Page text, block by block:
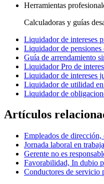
Herramientas
Calculadoras y guías
Liquidador de intereses
Liquidador de pensiones
Guía de arrendamiento
Liquidador Pro de
Liquidador de intereses
Liquidador de utilidad
Liquidador de
Artículos
Empleados de
Jornada laboral en
Gerente no es
Favorabilidad, In dubio
Conductores de servicio